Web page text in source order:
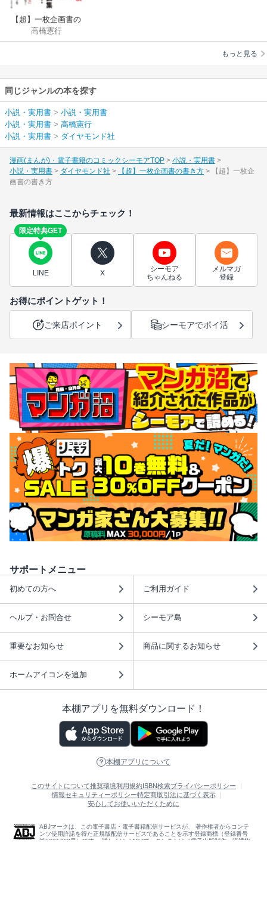
【超】一枚企画書の
書き方
高橋憲行
もっと見る
同じジャンルの本を探す
小説・実用書 > 小説・実用書
小説・実用書 > 高橋憲行
小説・実用書 > ダイヤモンド社
漫画(まんが)・電子書籍のコミックシーモアTOP
小説・実用書
小説・実用書
ダイヤモンド社 【超】一枚企画書の書き方
【超】一枚企
画書の書き方
最新情報はここからチェック！
限定特典GET
LINE X
シーモア
ちゃんねる
メルマガ
登録
お得にポイントゲット！
ご来店ポイント シーモアでポイ活
サポートメニュー
初めての方へ ご利用ガイド
ヘルプ・お問合せ シーモア島
重要なお知らせ 商品に関するお知らせ
ホームアイコンを追加
本棚アプリを無料ダウンロード！
本棚アプリについて
このサイトについて推奨環境利用規約 ISBN検索プライバシーポリシー
情報セキュリティーポリシー特定商取引法に基づく表示
安心してお使いいただくために
ABJマークは、この電子書店・電子書籍配信サービスが、 著作権者からコンテ
ンツ使用許諾を得た正規版配信サービスであることを示す登録商標（登録番号
第6091713号）です。 詳しくは［ABJマーク］または［電子出版制作・流通協